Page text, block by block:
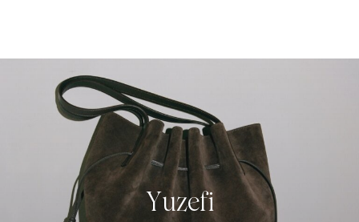
Yuzefi